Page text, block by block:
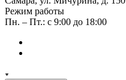
Режим работы
Пн. – Пт.: с 9:00 до 18:00